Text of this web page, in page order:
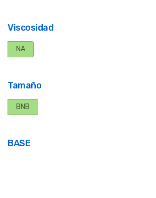
Viscosidad
NA
Tamaño
BNB
BASE